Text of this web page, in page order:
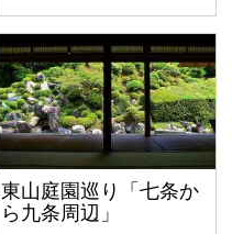
東山庭園巡り「七条か
ら九条周辺」